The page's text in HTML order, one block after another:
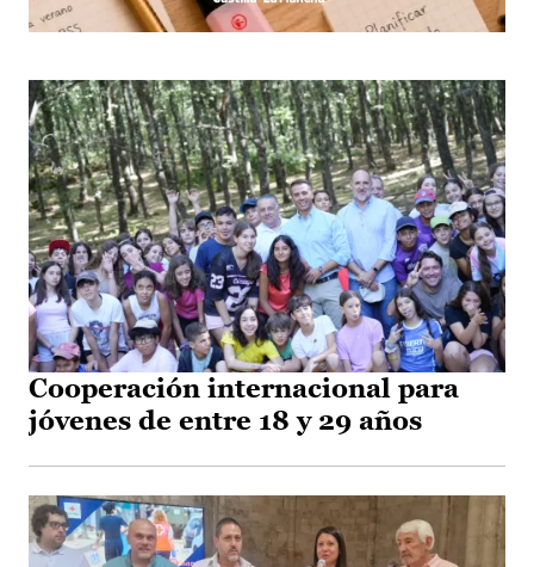
Cooperación internacional para
jóvenes de entre 18 y 29 años